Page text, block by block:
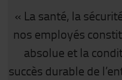
« La santé, la
nos employés
absolue et la
succès durable de